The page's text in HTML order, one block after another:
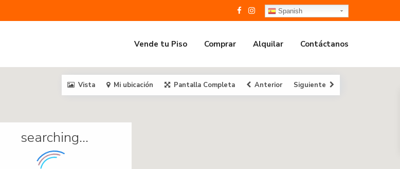
Spanish
Vende tu Piso Comprar Alquilar Contáctanos
searching...
Vista Mi ubicación Pantalla Completa Anterior Siguiente